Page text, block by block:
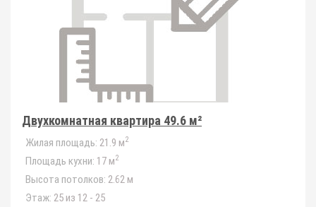
Двухкомнатная квартира 49.6 м²
Жилая площадь: 21.9 м2
Площадь кухни: 17 м2
Высота потолков: 2.62 м
Этаж: 25 из 12 - 25